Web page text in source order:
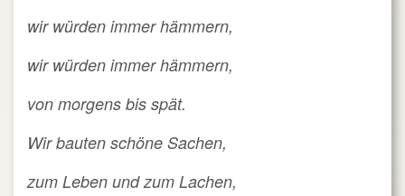
wir würden immer hämmern,
wir würden immer hämmern,
von morgens bis spät.
Wir bauten schöne Sachen,
zum Leben und zum Lachen,